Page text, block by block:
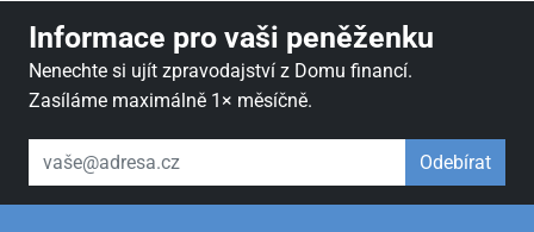
Informace pro vaši peněženku
Nenechte si ujít zpravodajství z Domu financí.
Zasíláme maximálně 1× měsíčně.
váš email Odebírat